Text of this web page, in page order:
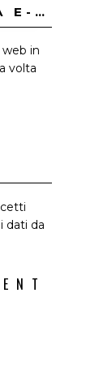
in
volta
dati da